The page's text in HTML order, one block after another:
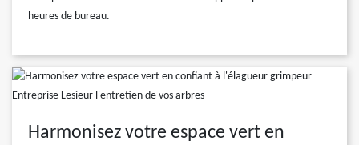
heures de bureau.
Harmonisez votre espace vert en